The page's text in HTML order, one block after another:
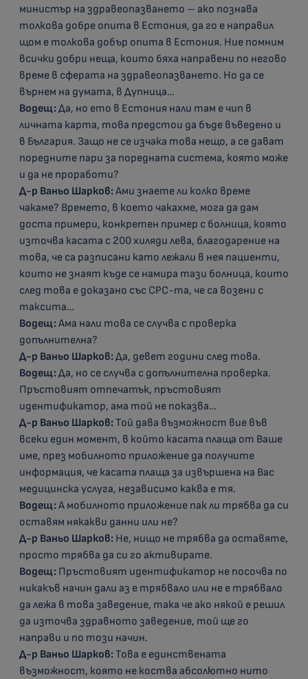
министър на здравеопазването – ако познава
толкова добре опита в Естония, да го е направил
щом е толкова добър опита в Естония. Ние помним
всички добри неща, които бяха направени по негово
време в сферата на здравеопазването. Но да се
върнем на думата, в Дупница…
Водещ:Да, но ето в Естония нали там е чип в
личната карта, това предстои да бъде въведено и
в България. Защо не се изчака това нещо, а се дават
поредните пари за поредната система, която може
и да не проработи?
Д-р Ваньо Шарков:Ами знаете ли колко време
чакаме? Времето, в което чакахме, мога да дам
доста примери, конкретен пример с болница, която
източва касата с 200 хиляди лева, благодарение на
това, че са разписани като лежали в нея пациенти,
които не знаят къде се намира тази болница, които
след това е доказано със СРС-та, че са возени с
таксита…
Водещ:Ама нали това се случва с проверка
допълнителна?
Д-р Ваньо Шарков:Да, девет години след това.
Водещ:Да, но се случва с допълнителна проверка.
Пръстовият отпечатък, пръстовият
идентификатор, ама той не показва…
Д-р Ваньо Шарков:Той дава възможност вие във
всеки един момент, в който касата плаща от Ваше
име, през мобилното приложение да получите
информация, че касата плаща за извършена на Вас
медицинска услуга, независимо каква е тя.
Водещ:А мобилното приложение пак ли трябва да си
оставям някакви данни или не?
Д-р Ваньо Шарков: Не, нищо не трябва да оставяте,
просто трябва да си го активирате.
Водещ: Пръстовият идентификатор не посочва по
никакъв начин дали аз е трябвало или не е трябвало
да лежа в това заведение, така че ако някой е решил
да източва здравното заведение, той ще го
направи и по този начин.
Д-р Ваньо Шарков:Това е единствената
възможност, която не коства абсолютно нито